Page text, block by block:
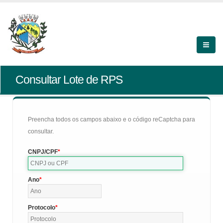
Consultar Lote de RPS
Preencha todos os campos abaixo e o código reCaptcha para
consultar.
CNPJ/CPF
Ano
Protocolo